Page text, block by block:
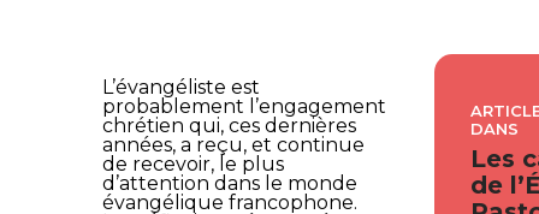
L’évangéliste est
probablement l’engagement
chrétien qui, ces dernières
années, a reçu, et continue
de recevoir, le plus
d’attention dans le monde
évangélique francophone.
DANS
Les
de